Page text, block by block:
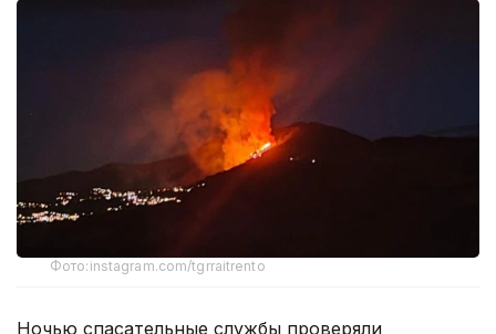
Фото:instagram.com/tgrraitrento
Ночью спасательные службы проверяли